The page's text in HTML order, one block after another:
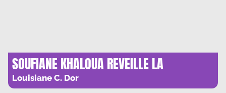
SOUFIANE KHALOUA REVEILLE LA
GENERATION NAN NAN
Louisiane C. Dor